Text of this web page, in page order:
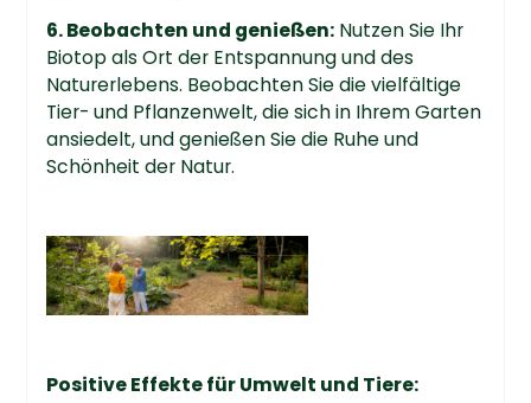
6. Beobachten und genießen: Nutzen Sie Ihr
Biotop als Ort der Entspannung und des
Naturerlebens. Beobachten Sie die vielfältige
Tier- und Pflanzenwelt, die sich in Ihrem Garten
ansiedelt, und genießen Sie die Ruhe und
Schönheit der Natur.
Positive Effekte für Umwelt und Tiere: